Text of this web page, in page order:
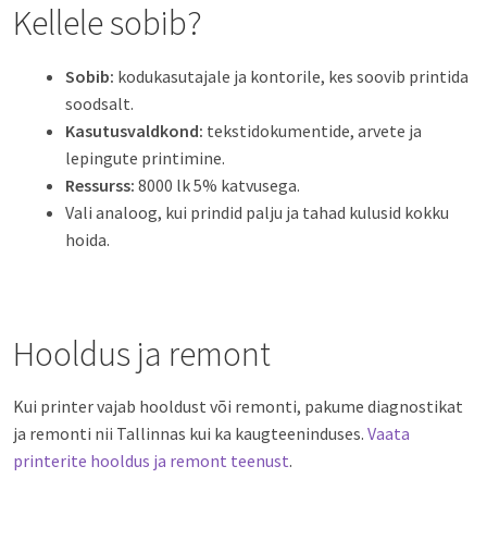
Kellele sobib?
Sobib: kodukasutajale ja kontorile, kes soovib printida
soodsalt.
Kasutusvaldkond: tekstidokumentide, arvete ja
lepingute printimine.
Ressurss: 8000 lk 5% katvusega.
Vali analoog, kui prindid palju ja tahad kulusid kokku
hoida.
Hooldus ja remont
Kui printer vajab hooldust või remonti, pakume diagnostikat
ja remonti nii Tallinnas kui ka kaugteeninduses. Vaata
printerite hooldus ja remont teenust.